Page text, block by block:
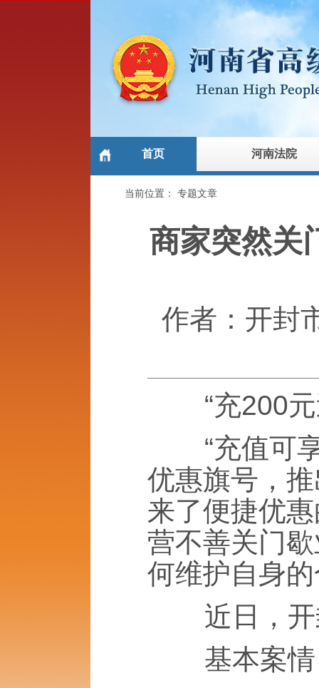
首页 河南法院
当前位置：专题文章
商家突然关
作者：开封
“充200元
“充值可享
优惠旗号，
来了便捷优
营不善关门
何维护自身
近日，开
基本案情